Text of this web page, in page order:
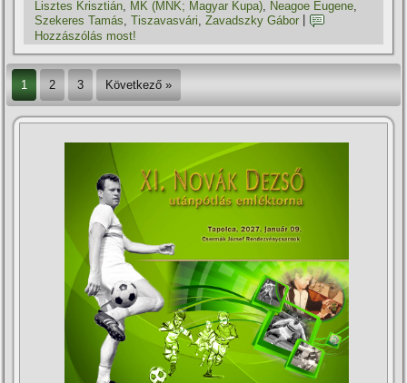
Lisztes Krisztián, MK (MNK; Magyar Kupa), Neagoe Eugene,
Szekeres Tamás ,Tiszavasvári ,Zavadszky Gábor
Hozzászólás most!
1 2 3 Következő »